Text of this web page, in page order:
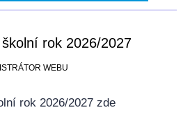
rok 2026/2027
WEBU
rok 2026/2027 zde